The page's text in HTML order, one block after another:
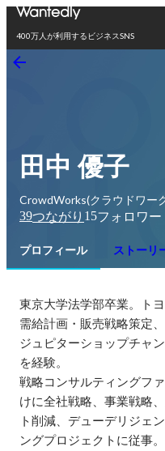
400万人が利用するビジネスSNS
田中 優子
CrowdWorks(クラウドワー
39つながり 15フォロワー
プロフィール ストーリ
東京大学法学部卒業。ト
需給計画・販売戦略策定、
ジュピターショップチャ
を経験。
戦略コンサルティングフ
けに全社戦略、事業戦略
ト削減、デューデリジェ
ングプロジェクトに従事。